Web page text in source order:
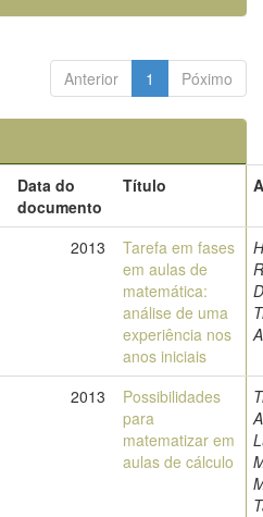
Anterior 1 Póximo
Data do
documento
Título
2013
Tarefa em fases
em aulas de
matemática:
análise de uma
experiência nos
anos iniciais
2013
Possibilidades
para
matematizar em
aulas de cálculo